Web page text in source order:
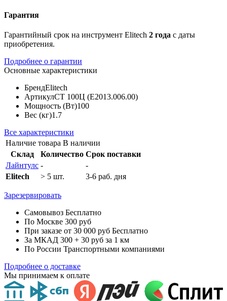
Гарантия
Гарантийный срок на инструмент Elitech 2 года с даты
приобретения.
Подробнее о гарантии
Основные характеристики
БрендElitech
АртикулСТ 100Ц (E2013.006.00)
Мощность (Вт)100
Вес (кг)1.7
Все характеристики
Наличие товара В наличии
Склад
Количество Срок поставки
Лайнтулс -
-
Elitech
> 5 шт. 3-6 раб. дня
Зарезервировать
Самовывоз Бесплатно
По Москве 300 руб
При заказе от 30 000 руб Бесплатно
За МКАД 300 + 30 руб за 1 км
По России Транспортными компаниями
Подробнее о доставке
Мы принимаем к оплате